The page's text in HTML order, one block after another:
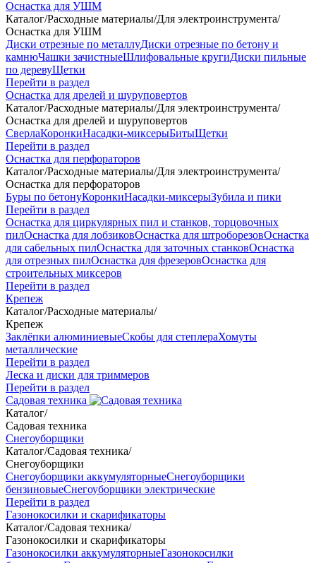
Оснастка для УШМ
Каталог/Расходные материалы/Для электроинструмента/
Оснастка для УШМ
Диски отрезные по металлуДиски отрезные по бетону и
камнюЧашки зачистныеШлифовальные кругиДиски пильные
по деревуЩетки
Перейти в раздел
Оснастка для дрелей и шуруповертов
Каталог/Расходные материалы/Для электроинструмента/
Оснастка для дрелей и шуруповертов
СверлаКоронкиНасадки-миксерыБитыЩетки
Перейти в раздел
Оснастка для перфораторов
Каталог/Расходные материалы/Для электроинструмента/
Оснастка для перфораторов
Буры по бетонуКоронкиНасадки-миксерыЗубила и пики
Перейти в раздел
Оснастка для циркулярных пил и станков, торцовочных
пилОснастка для лобзиковОснастка для штроборезовОснастка
для сабельных пилОснастка для заточных станковОснастка
для отрезных пилОснастка для фрезеровОснастка для
строительных миксеров
Перейти в раздел
Крепеж
Каталог/Расходные материалы/
Крепеж
Заклёпки алюминиевыеСкобы для степлераХомуты
металлические
Перейти в раздел
Леска и диски для триммеров
Перейти в раздел
Садовая техника
Каталог/
Садовая техника
Снегоуборщики
Каталог/Садовая техника/
Снегоуборщики
Снегоуборщики аккумуляторныеСнегоуборщики
бензиновыеСнегоуборщики электрические
Перейти в раздел
Газонокосилки и скарификаторы
Каталог/Садовая техника/
Газонокосилки и скарификаторы
Газонокосилки аккумуляторныеГазонокосилки